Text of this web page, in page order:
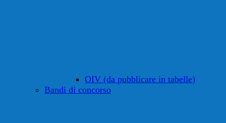
OIV (da pubblicare in tabelle)
Bandi di concorso